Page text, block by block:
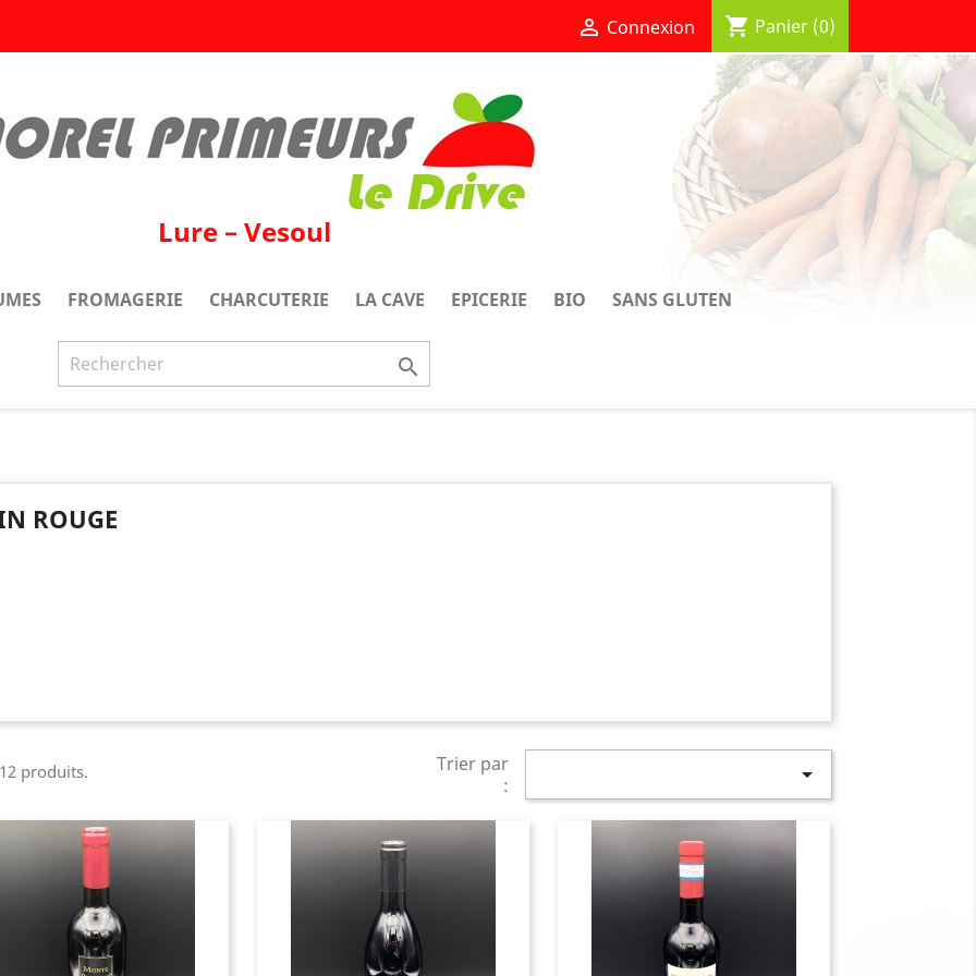
 Connexion shopping_cart Panier (0)
Lure – Vesoul
FROMAGERIE CHARCUTERIE LA CAVE EPICERIE BIO SANS GLUTEN

ROUGE
produits.
Trier par
:
